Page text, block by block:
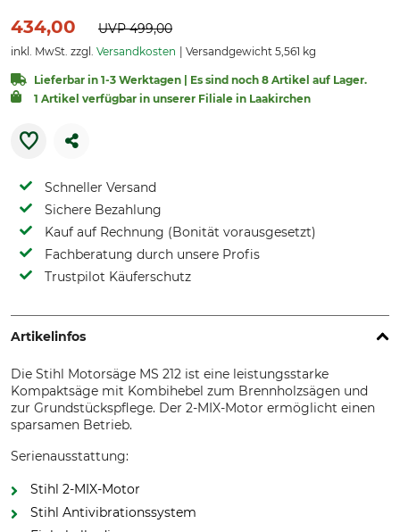
434,00 UVP499,00
inkl. MwSt. zzgl. Versandkosten Versandgewicht 5,561 kg
Lieferbar in 1-3 Werktagen | Es sind noch 8 Artikel auf Lager.
1 Artikel verfügbar in unserer Filiale in Laakirchen
Schneller Versand
Sichere Bezahlung
Kauf auf Rechnung (Bonität vorausgesetzt)
Fachberatung durch unsere Profis
Trustpilot Käuferschutz
Artikelinfos
Die Stihl Motorsäge MS 212 ist eine leistungsstarke
Kompaktsäge mit Kombihebel zum Brennholzsägen und
zur Grundstückspflege. Der 2-MIX-Motor ermöglicht einen
sparsamen Betrieb.
Serienausstattung:
Stihl 2-MIX-Motor
Stihl Antivibrationssystem